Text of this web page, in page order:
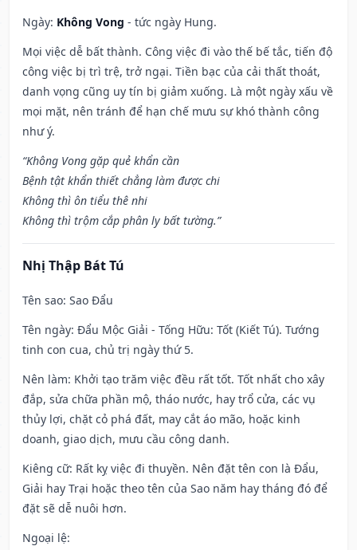
Ngày: Không Vong - tức ngày Hung.
Mọi việc dễ bất thành. Công việc đi vào thế bế tắc, tiến độ
công việc bị trì trệ, trở ngại. Tiền bạc của cải thất thoát,
danh vọng cũng uy tín bị giảm xuống. Là một ngày xấu về
mọi mặt, nên tránh để hạn chế mưu sự khó thành công
như ý.
“Không Vong gặp quẻ khẩn cần
Bệnh tật khẩn thiết chẳng làm được chi
Không thì ôn tiểu thê nhi
Không thì trộm cắp phân ly bất tường.”
Nhị Thập Bát Tú
Tên sao: Sao Đẩu
Tên ngày: Đẩu Mộc Giải - Tống Hữu: Tốt (Kiết Tú). Tướng
tinh con cua, chủ trị ngày thứ 5.
Nên làm: Khởi tạo trăm việc đều rất tốt. Tốt nhất cho xây
đắp, sửa chữa phần mộ, tháo nước, hay trổ cửa, các vụ
thủy lợi, chặt cỏ phá đất, may cắt áo mão, hoặc kinh
doanh, giao dịch, mưu cầu công danh.
Kiêng cữ: Rất kỵ việc đi thuyền. Nên đặt tên con là Đẩu,
Giải hay Trại hoặc theo tên của Sao năm hay tháng đó để
đặt sẽ dễ nuôi hơn.
Ngoại lệ: